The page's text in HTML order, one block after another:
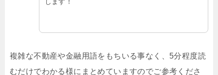
複雑な不動産や金融用語をもちいる事なく、5分程度読
むだけでわかる様にまとめていますのでご参考くださ